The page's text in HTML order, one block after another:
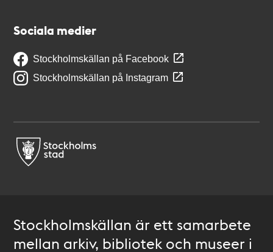
Sociala medier
Stockholmskällan på Facebook
Stockholmskällan på Instagram
Stockholmskällan är ett samarbete
mellan arkiv, bibliotek och museer i